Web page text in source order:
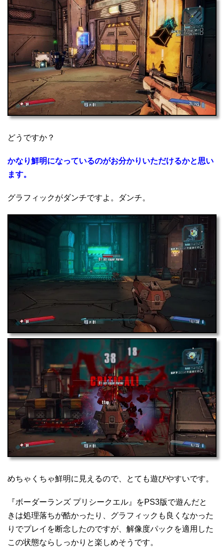
どうですか？
かなり鮮明になっているのがお分かりいただけるかと思い
ます。
グラフィックがダンチですよ。ダンチ。
めちゃくちゃ鮮明に見えるので、とても遊びやすいです。
『ボーダーランズ プリシークエル』をPS3版で遊んだと
きは処理落ちが酷かったり、グラフィックも良くなかった
りでプレイを断念したのですが、解像度パックを適用した
この状態ならしっかりと楽しめそうです。